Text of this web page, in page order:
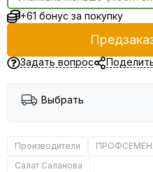
+61 бонус за покупку
Задать вопрос
Выбрать
Производители
Салат Саланова